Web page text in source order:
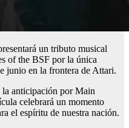
un tributo musical
of the BSF por la única
junio en la frontera de Attari.
la anticipación por Main
celebrará un momento
el espíritu de nuestra nación.